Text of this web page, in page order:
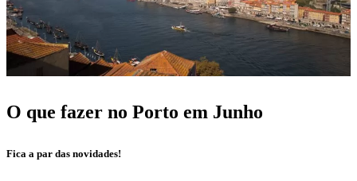
O que fazer no Porto em Junho
Fica a par das novidades!